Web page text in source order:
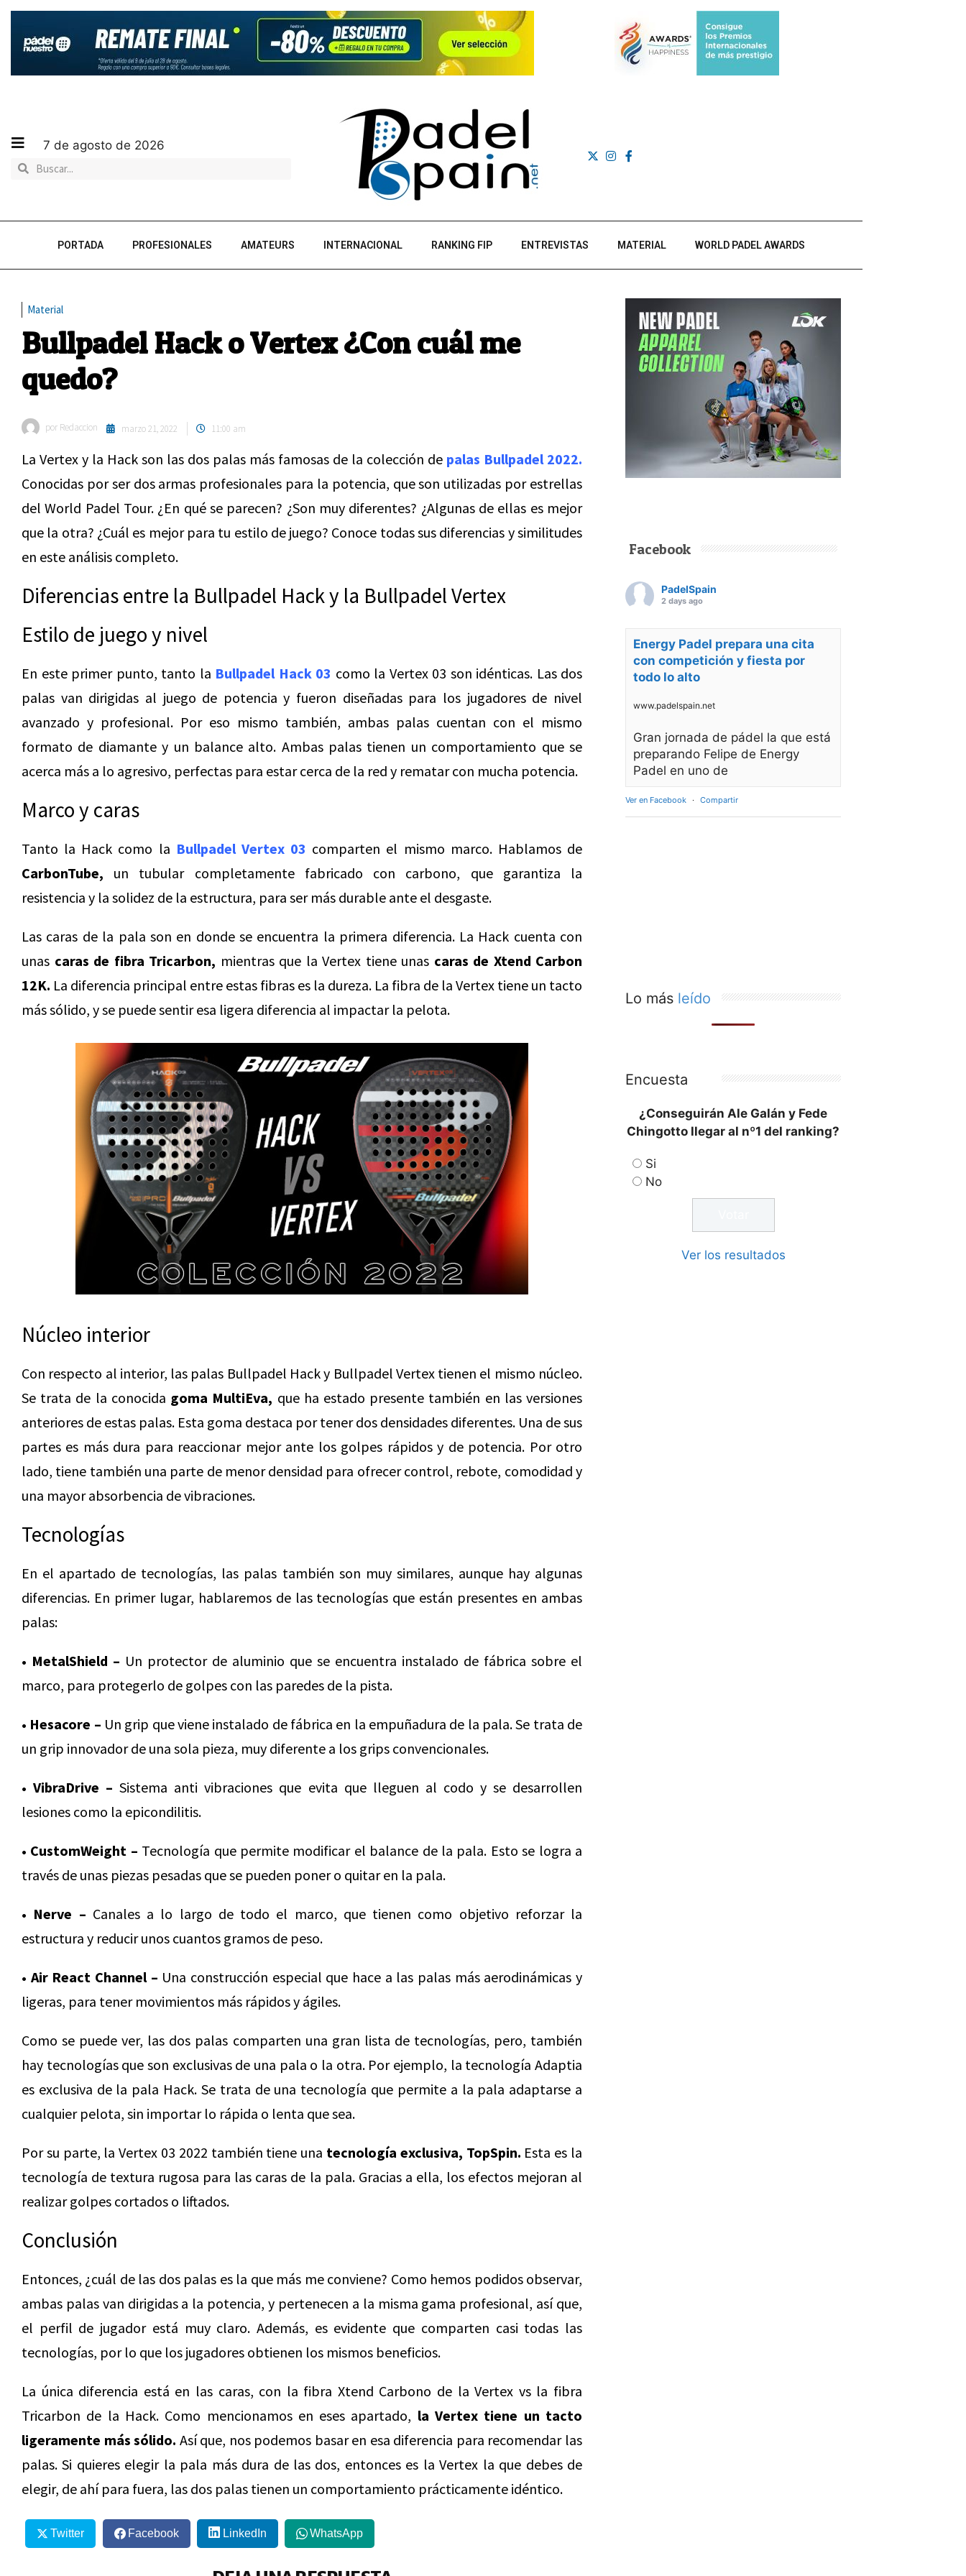
7 de agosto de 2026
PORTADA PROFESIONALES AMATEURS INTERNACIONAL RANKING FIP ENTREVISTAS MATERIAL WORLD PADEL AWARDS
Material
Bullpadel Hack o Vertex ¿Con cuál me
quedo?
por Redaccion marzo 21, 2022 11:00 am
La Vertex y la Hack son las dos palas más famosas de la colección de palas Bullpadel 2022.
Conocidas por ser dos armas profesionales para la potencia, que son utilizadas por estrellas
del World Padel Tour. ¿En qué se parecen? ¿Son muy diferentes? ¿Algunas de ellas es mejor
que la otra? ¿Cuál es mejor para tu estilo de juego? Conoce todas sus diferencias y similitudes
en este análisis completo.
Diferencias entre la Bullpadel Hack y la Bullpadel Vertex
Estilo de juego y nivel
En este primer punto, tanto la Bullpadel Hack 03 como la Vertex 03 son idénticas. Las dos
palas van dirigidas al juego de potencia y fueron diseñadas para los jugadores de nivel
avanzado y profesional. Por eso mismo también, ambas palas cuentan con el mismo
formato de diamante y un balance alto. Ambas palas tienen un comportamiento que se
acerca más a lo agresivo, perfectas para estar cerca de la red y rematar con mucha potencia.
Marco y caras
Tanto la Hack como la Bullpadel Vertex 03 comparten el mismo marco. Hablamos de
CarbonTube, un tubular completamente fabricado con carbono, que garantiza la
resistencia y la solidez de la estructura, para ser más durable ante el desgaste.
Las caras de la pala son en donde se encuentra la primera diferencia. La Hack cuenta con
unas caras de fibra Tricarbon, mientras que la Vertex tiene unas caras de Xtend Carbon
12K. La diferencia principal entre estas fibras es la dureza. La fibra de la Vertex tiene un tacto
más sólido, y se puede sentir esa ligera diferencia al impactar la pelota.
Núcleo interior
Con respecto al interior, las palas Bullpadel Hack y Bullpadel Vertex tienen el mismo núcleo.
Se trata de la conocida goma MultiEva, que ha estado presente también en las versiones
anteriores de estas palas. Esta goma destaca por tener dos densidades diferentes. Una de sus
partes es más dura para reaccionar mejor ante los golpes rápidos y de potencia. Por otro
lado, tiene también una parte de menor densidad para ofrecer control, rebote, comodidad y
una mayor absorbencia de vibraciones.
Tecnologías
En el apartado de tecnologías, las palas también son muy similares, aunque hay algunas
diferencias. En primer lugar, hablaremos de las tecnologías que están presentes en ambas
palas:
• MetalShield – Un protector de aluminio que se encuentra instalado de fábrica sobre el
marco, para protegerlo de golpes con las paredes de la pista.
• Hesacore – Un grip que viene instalado de fábrica en la empuñadura de la pala. Se trata de
un grip innovador de una sola pieza, muy diferente a los grips convencionales.
• VibraDrive – Sistema anti vibraciones que evita que lleguen al codo y se desarrollen
lesiones como la epicondilitis.
• CustomWeight – Tecnología que permite modificar el balance de la pala. Esto se logra a
través de unas piezas pesadas que se pueden poner o quitar en la pala.
• Nerve – Canales a lo largo de todo el marco, que tienen como objetivo reforzar la
estructura y reducir unos cuantos gramos de peso.
• Air React Channel – Una construcción especial que hace a las palas más aerodinámicas y
ligeras, para tener movimientos más rápidos y ágiles.
Como se puede ver, las dos palas comparten una gran lista de tecnologías, pero, también
hay tecnologías que son exclusivas de una pala o la otra. Por ejemplo, la tecnología Adaptia
es exclusiva de la pala Hack. Se trata de una tecnología que permite a la pala adaptarse a
cualquier pelota, sin importar lo rápida o lenta que sea.
Por su parte, la Vertex 03 2022 también tiene una tecnología exclusiva, TopSpin. Esta es la
tecnología de textura rugosa para las caras de la pala. Gracias a ella, los efectos mejoran al
realizar golpes cortados o liftados.
Conclusión
Entonces, ¿cuál de las dos palas es la que más me conviene? Como hemos podidos observar,
ambas palas van dirigidas a la potencia, y pertenecen a la misma gama profesional, así que,
el perfil de jugador está muy claro. Además, es evidente que comparten casi todas las
tecnologías, por lo que los jugadores obtienen los mismos beneficios.
La única diferencia está en las caras, con la fibra Xtend Carbono de la Vertex vs la fibra
Tricarbon de la Hack. Como mencionamos en eses apartado, la Vertex tiene un tacto
ligeramente más sólido. Así que, nos podemos basar en esa diferencia para recomendar las
palas. Si quieres elegir la pala más dura de las dos, entonces es la Vertex la que debes de
elegir, de ahí para fuera, las dos palas tienen un comportamiento prácticamente idéntico.
Twitter Facebook LinkedIn WhatsApp
Facebook
PadelSpain
2 days ago
Energy Padel prepara una cita
con competición y fiesta por
todo lo alto
www.padelspain.net
Gran jornada de pádel la que está
preparando Felipe de Energy
Padel en uno de
Ver en Facebook · Compartir
Lo más leído
Encuesta
¿Conseguirán Ale Galán y Fede
Chingotto llegar al nº1 del ranking?
Si
No
Ver los resultados